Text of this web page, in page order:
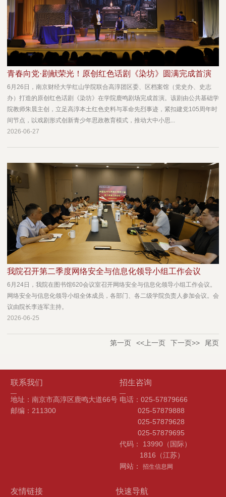
青春向党·剧献荣光！原创红色话剧《染坊》圆满完成首演
6月26日，南京财经大学红山学院联合高淳团区委、区档案馆（党史办、史志
办）打造的原创红色话剧《染坊》在学院鹿鸣剧场完成首演。该剧由公共基础学
院教师朱晨主创，立足高淳本土红色史料与革命先烈事迹，紧扣建党105周年时
间节点，以戏剧形式创新青少年思政教育模式，推动大中小思...
2026-06-27
我院召开第二季度网络安全与信息化领导小组工作会议
6月24日，我院在图书馆620会议室召开网络安全与信息化领导小组工作会议。
网络安全与信息化领导小组全体成员，各部门、各二级学院负责人参加会议。会
议由院长李连军主持。
2026-06-25
第一页 <<上一页 下一页>> 尾页
联系我们
地址：南京市高淳区鹿鸣大道66号
邮编：211300
招生咨询
电话：025-57879666
025-57879888
025-57879628
025-57879695
代码： 13990（国际）
1816（江苏）
网站： 招生信息网
友情链接 快速导航